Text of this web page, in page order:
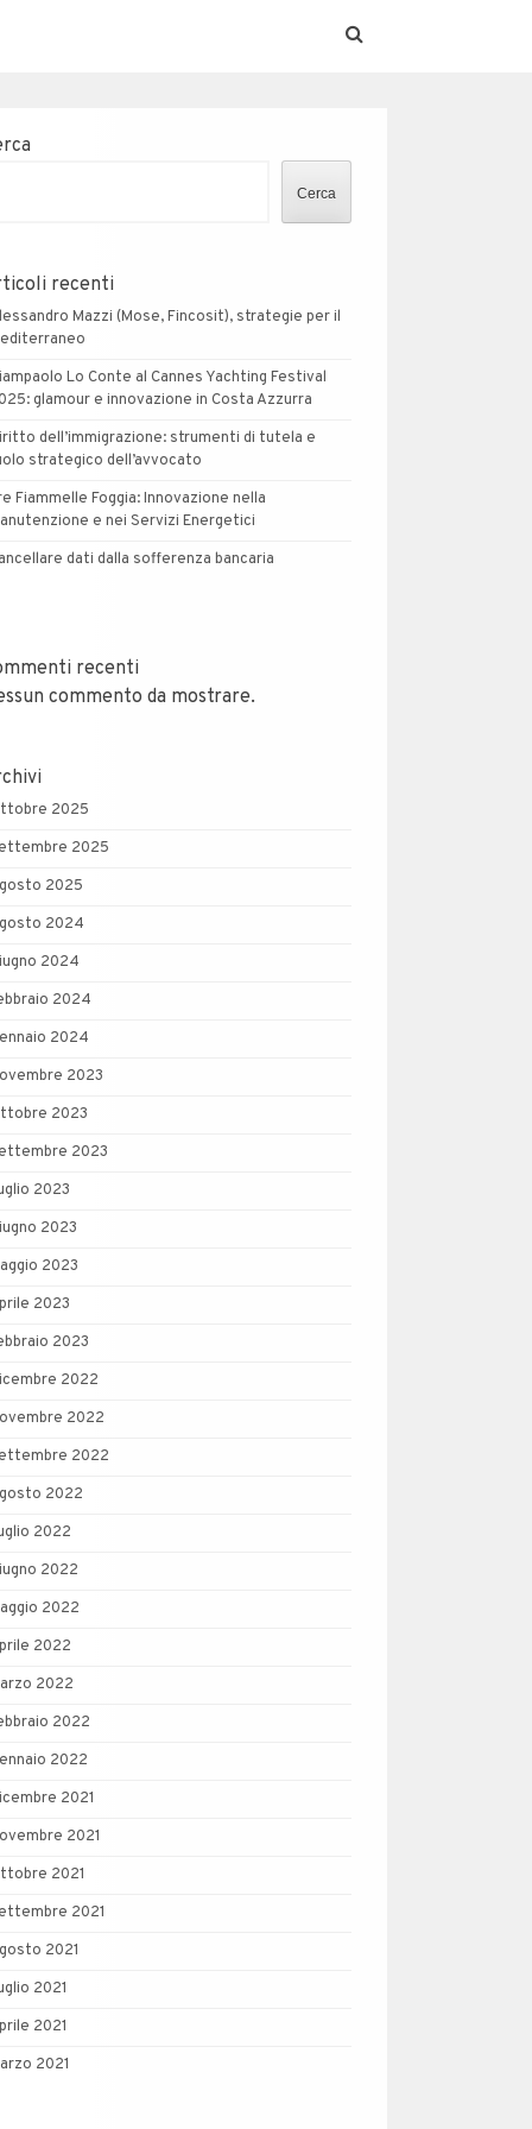
Cerca
recenti
Mazzi (Mose, Fincosit), strategie per il
Lo Conte al Cannes Yachting Festival
glamour e innovazione in Costa Azzurra
dell’immigrazione: strumenti di tutela e
strategico dell’avvocato
Fiammelle Foggia: Innovazione nella
e nei Servizi Energetici
dati dalla sofferenza bancaria
recenti
commento da mostrare.
2025
2025
2025
2024
2024
2024
2024
2023
2023
2023
2023
2023
2023
2023
2023
2022
2022
2022
2022
2022
2022
2022
2022
2022
2022
2022
2021
2021
2021
2021
2021
2021
2021
2021